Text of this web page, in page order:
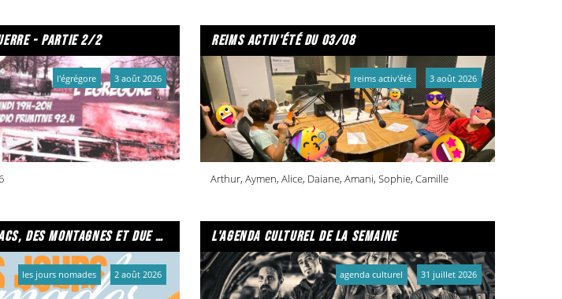
- partie 2/2
l'égrégore 3 août 2026
reims activ'été du 03/08
Arthur, Aymen, Alice, Daiane, Amani, Sophie, Camille
reims activ'été 3 août 2026
chapitre 1 : des lacs, des montagnes et due caffe per favore
les jours nomades 2 août 2026
l'agenda culturel de la semaine
agenda culturel 31 juillet 2026